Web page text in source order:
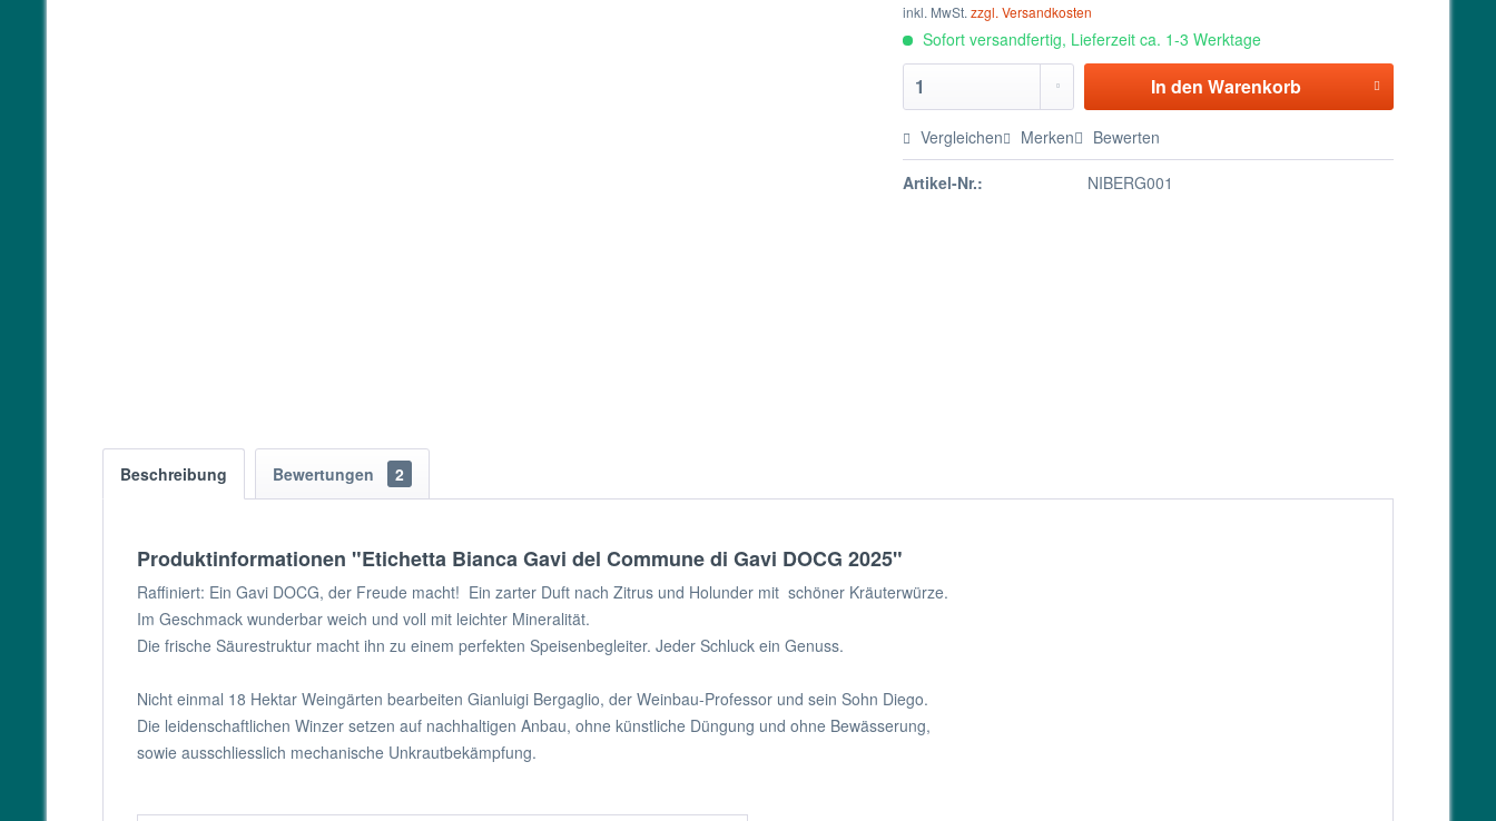
inkl. MwSt.zzgl. Versandkosten
Sofort versandfertig, Lieferzeit ca. 1-3 Werktage
In den Warenkorb
Vergleichen Merken Bewerten
Artikel-Nr.: NIBERG001
Beschreibung Bewertungen 2
Produktinformationen "Etichetta Bianca Gavi del Commune di Gavi DOCG 2025"
Raffiniert: Ein Gavi DOCG, der Freude macht! Ein zarter Duft nach Zitrus und Holunder mit schöner Kräuterwürze.
Im Geschmack wunderbar weich und voll mit leichter Mineralität.
Die frische Säurestruktur macht ihn zu einem perfekten Speisenbegleiter. Jeder Schluck ein Genuss.
Nicht einmal 18 Hektar Weingärten bearbeiten Gianluigi Bergaglio, der Weinbau-Professor und sein Sohn Diego.
Die leidenschaftlichen Winzer setzen auf nachhaltigen Anbau, ohne künstliche Düngung und ohne Bewässerung,
sowie ausschliesslich mechanische Unkrautbekämpfung.